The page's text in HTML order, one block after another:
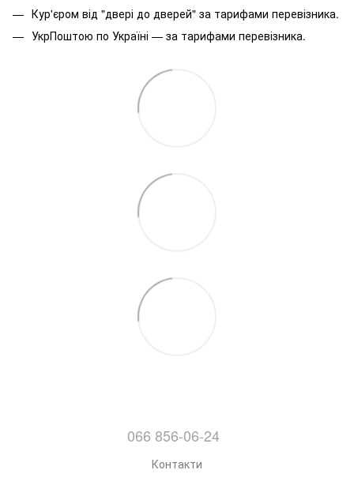
Кур'єром від "двері до дверей" за тарифами перевізника.
УкрПоштою по Україні — за тарифами перевізника.
066 856-06-24
Контакти